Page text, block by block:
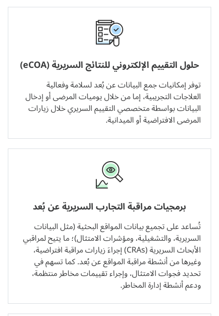
حلول التقييم الإلكتروني للنتائج السريرية (eCOA)
توفر إمكانيات جمع البيانات عن بُعد لسلامة وفعالية
العلاجات التجريبية، إما من خلال يوميات المرضى أو إدخال
البيانات بواسطة متخصصي التقييم السريري خلال زيارات
المرضى الافتراضية أو الميدانية.
برمجيات مراقبة التجارب السريرية عن بُعد
تُساعد على تجميع بيانات المواقع البحثية (مثل البيانات
السريرية، والتشغيلية، ومؤشرات الامتثال)؛ ما يتيح لمراقبي
الأبحاث السريرية (CRAs) إجراءَ زيارات مراقبة افتراضية،
وغيرها من أنشطة مراقبة المواقع عن بُعد. كما تسهم في
تحديد فجوات الامتثال، وإجراء تقييمات مخاطر منتظمة،
ودعم أنشطة إدارة المخاطر.